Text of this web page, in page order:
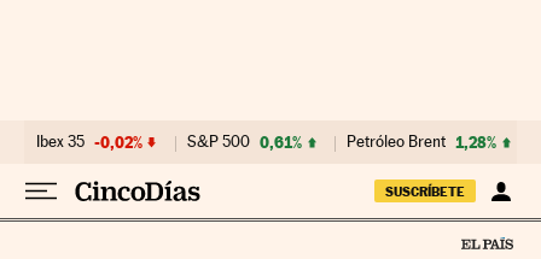
Ibex 35 -0,02% S&P 500 0,61% Petróleo Brent 1,28%
SUSCRÍBETE